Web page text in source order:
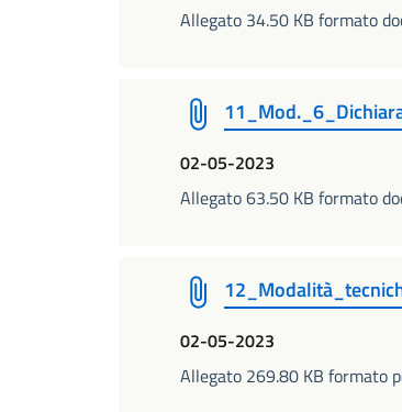
Allegato 34.50 KB formato
02-05-2023
Allegato 63.50 KB formato
02-05-2023
Allegato 269.80 KB formato